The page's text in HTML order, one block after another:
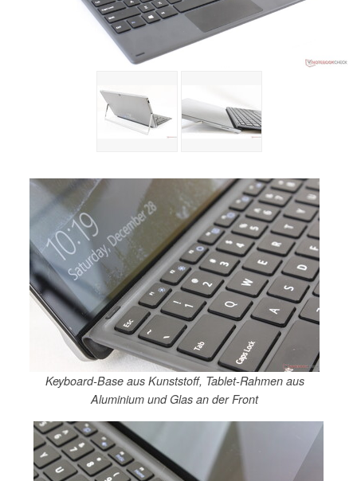
Keyboard-Base aus Kunststoff, Tablet-Rahmen aus
Aluminium und Glas an der Front